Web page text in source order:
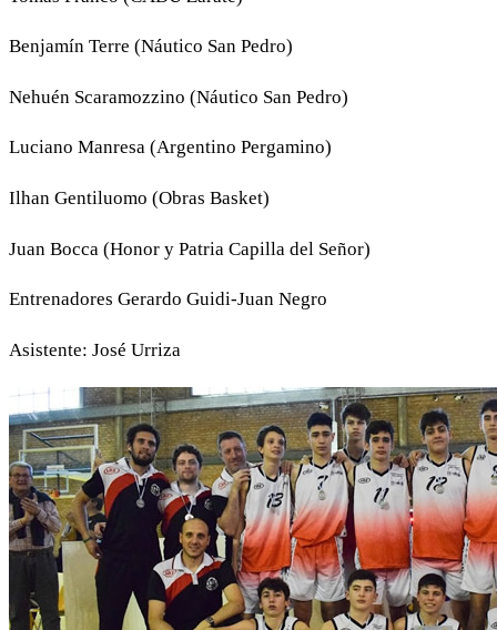
Benjamín Terre (Náutico San Pedro)
Nehuén Scaramozzino (Náutico San Pedro)
Luciano Manresa (Argentino Pergamino)
Ilhan Gentiluomo (Obras Basket)
Juan Bocca (Honor y Patria Capilla del Señor)
Entrenadores Gerardo Guidi-Juan Negro
Asistente: José Urriza